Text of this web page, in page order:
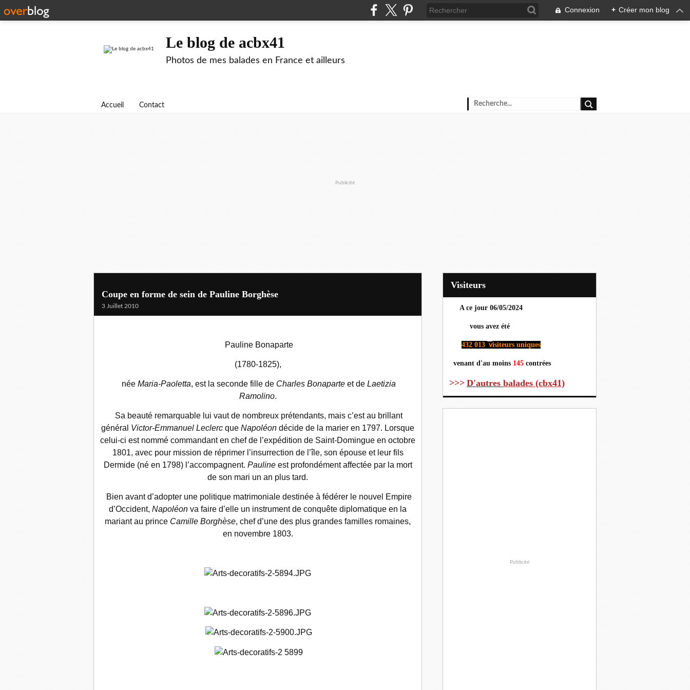
Connexion + Créer mon blog
Le blog de acbx41
Photos de mes balades en France et ailleurs
Accueil Contact
Publicité
Coupe en forme de sein de Pauline Borghèse
3 Juillet 2010
Pauline Bonaparte
(1780-1825),
née Maria-Paoletta, est la seconde fille de Charles Bonaparte et de Laetizia
Ramolino.
Sa beauté remarquable lui vaut de nombreux prétendants, mais c’est au brillant
général Victor-Emmanuel Leclerc que Napoléon décide de la marier en 1797. Lorsque
celui-ci est nommé commandant en chef de l’expédition de Saint-Domingue en octobre
1801, avec pour mission de réprimer l’insurrection de l’île, son épouse et leur fils
Dermide (né en 1798) l’accompagnent. Paulineest profondément affectée par la mort
de son mari un an plus tard.
Bien avant d’adopter une politique matrimoniale destinée à fédérer le nouvel Empire
d’Occident, Napoléon va faire d’elle un instrument de conquête diplomatique en la
mariant au prince Camille Borghèse, chef d’une des plus grandes familles romaines,
en novembre 1803.
Visiteurs
A ce jour 06/05/2024
vous avez été
432 013 visiteurs uniques
venant d'au moins 145 contrées
>>> D'autres balades (cbx41)
Publicité